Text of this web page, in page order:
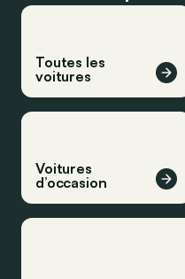
Toutes les
voitures
Voitures
d’occasion